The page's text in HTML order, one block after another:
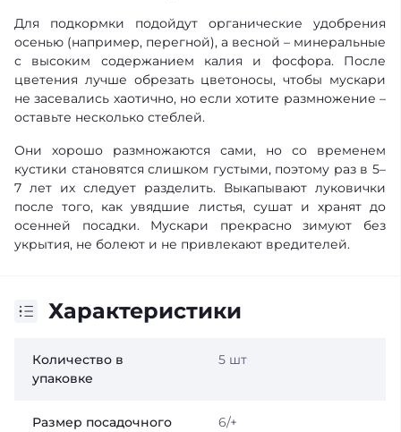
Для подкормки подойдут органические удобрения
осенью (например, перегной), а весной – минеральные
с высоким содержанием калия и фосфора. После
цветения лучше обрезать цветоносы, чтобы мускари
не засевались хаотично, но если хотите размножение –
оставьте несколько стеблей.
Они хорошо размножаются сами, но со временем
кустики становятся слишком густыми, поэтому раз в 5–
7 лет их следует разделить. Выкапывают луковички
после того, как увядшие листья, сушат и хранят до
осенней посадки. Мускари прекрасно зимуют без
укрытия, не болеют и не привлекают вредителей.
Характеристики
Количество в
упаковке
5 шт
Размер посадочного
6/+